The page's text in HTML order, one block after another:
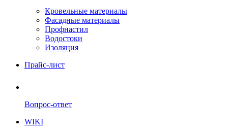
Кровельные материалы
Фасадные материалы
Профнастил
Водостоки
Изоляция
Прайс-лист
Вопрос-ответ
WIKI